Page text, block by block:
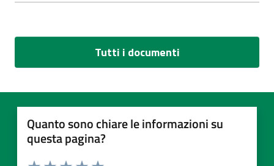
Tutti i documenti
Quanto sono chiare le informazioni su
questa pagina?